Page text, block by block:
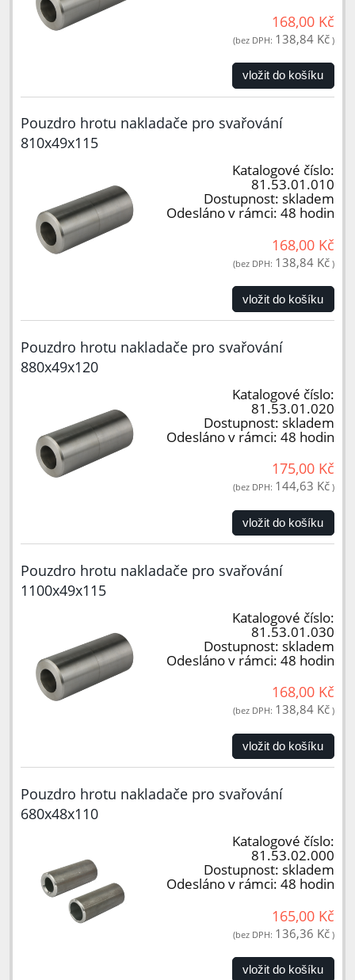
168,00 Kč
(bez DPH: 138,84 Kč )
vložit do košíku
Pouzdro hrotu nakladače pro svařování
810x49x115
Katalogové číslo:
81.53.01.010
Dostupnost: skladem
Odesláno v rámci: 48 hodin
168,00 Kč
(bez DPH: 138,84 Kč )
vložit do košíku
Pouzdro hrotu nakladače pro svařování
880x49x120
Katalogové číslo:
81.53.01.020
Dostupnost: skladem
Odesláno v rámci: 48 hodin
175,00 Kč
(bez DPH: 144,63 Kč )
vložit do košíku
Pouzdro hrotu nakladače pro svařování
1100x49x115
Katalogové číslo:
81.53.01.030
Dostupnost: skladem
Odesláno v rámci: 48 hodin
168,00 Kč
(bez DPH: 138,84 Kč )
vložit do košíku
Pouzdro hrotu nakladače pro svařování
680x48x110
Katalogové číslo:
81.53.02.000
Dostupnost: skladem
Odesláno v rámci: 48 hodin
165,00 Kč
(bez DPH: 136,36 Kč )
vložit do košíku